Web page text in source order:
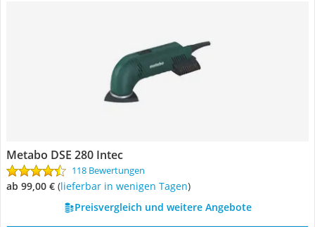
Metabo DSE 280 Intec
118 Bewertungen
ab 99,00 € ( Lieferbar in wenigen Tagen)
Preisvergleich und weitere Angebote